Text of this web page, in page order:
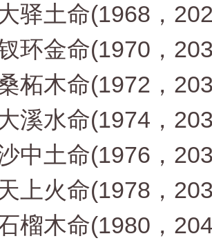
驿土命(1968，
环金命(1970，
柘木命(1972，
溪水命(1974，
中土命(1976，
上火命(1978，
榴木命(1980，